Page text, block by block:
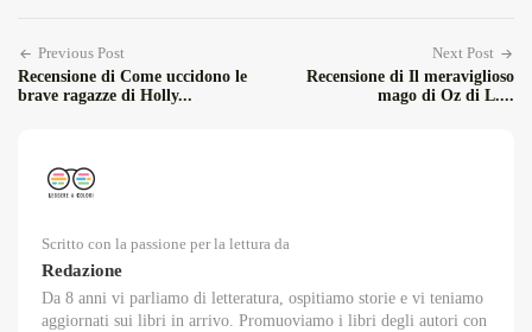
Previous Post
Recensione di Come uccidono le
brave ragazze di Holly...
Next Post
Recensione di Il meraviglioso
mago di Oz di L....
Scritto con la passione per la lettura da
Redazione
Da 8 anni vi parliamo di letteratura, ospitiamo storie e vi teniamo
aggiornati sui libri in arrivo. Promuoviamo i libri degli autori con